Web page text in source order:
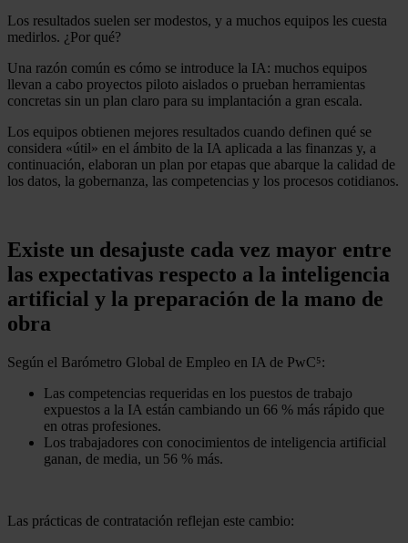
Los resultados suelen ser modestos, y a muchos equipos les cuesta
medirlos. ¿Por qué?
Una razón común es cómo se introduce la IA: muchos equipos
llevan a cabo proyectos piloto aislados o prueban herramientas
concretas sin un plan claro para su implantación a gran escala.
Los equipos obtienen mejores resultados cuando definen qué se
considera «útil» en el ámbito de la IA aplicada a las finanzas y, a
continuación, elaboran un plan por etapas que abarque la calidad de
los datos, la gobernanza, las competencias y los procesos cotidianos.
Existe un desajuste cada vez mayor entre
las expectativas respecto a la inteligencia
artificial y la preparación de la mano de
obra
Según el Barómetro Global de Empleo en IA de PwC⁵:
Las competencias requeridas en los puestos de trabajo
expuestos a la IA están cambiando un 66 % más rápido que
en otras profesiones.
Los trabajadores con conocimientos de inteligencia artificial
ganan, de media, un 56 % más.
Las prácticas de contratación reflejan este cambio: